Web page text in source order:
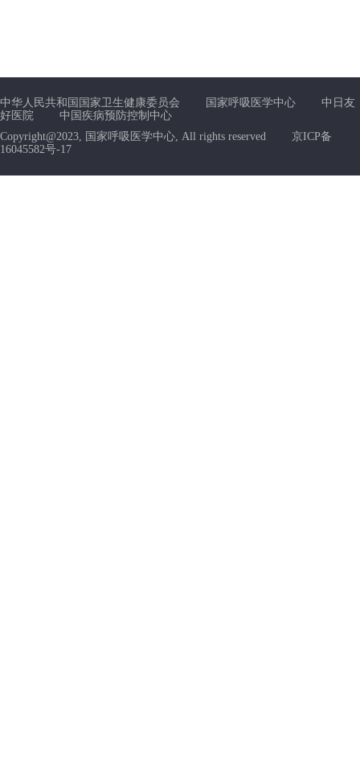
中华人民共和国国家卫生健康委员会 国家呼吸医学中心
中日友
好医院
中国疾病预防控制中心
Copyright@2023, 国家呼吸医学中心, All rights reserved
京ICP备
16045582号-17